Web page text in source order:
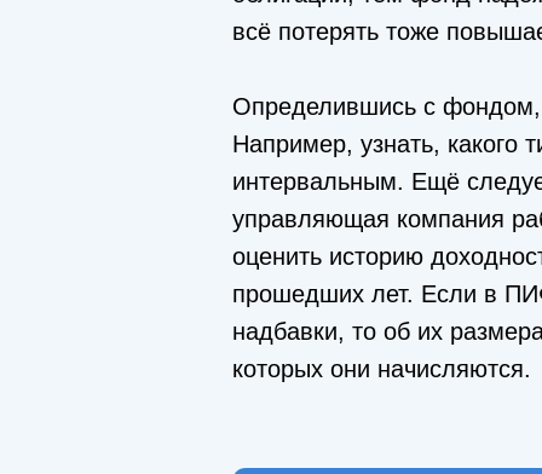
всё потерять тоже
Определившись с фондом,
Например, узнать, какого
интервальным. Ещё
управляющая компания
оценить историю
прошедших лет. Если в
надбавки, то об их
которых они начисляются.